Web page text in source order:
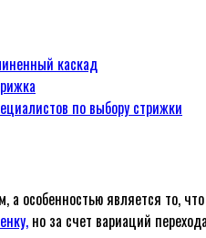
каскад
по выбору стрижки
а особенностью является то,
но за счет вариаций